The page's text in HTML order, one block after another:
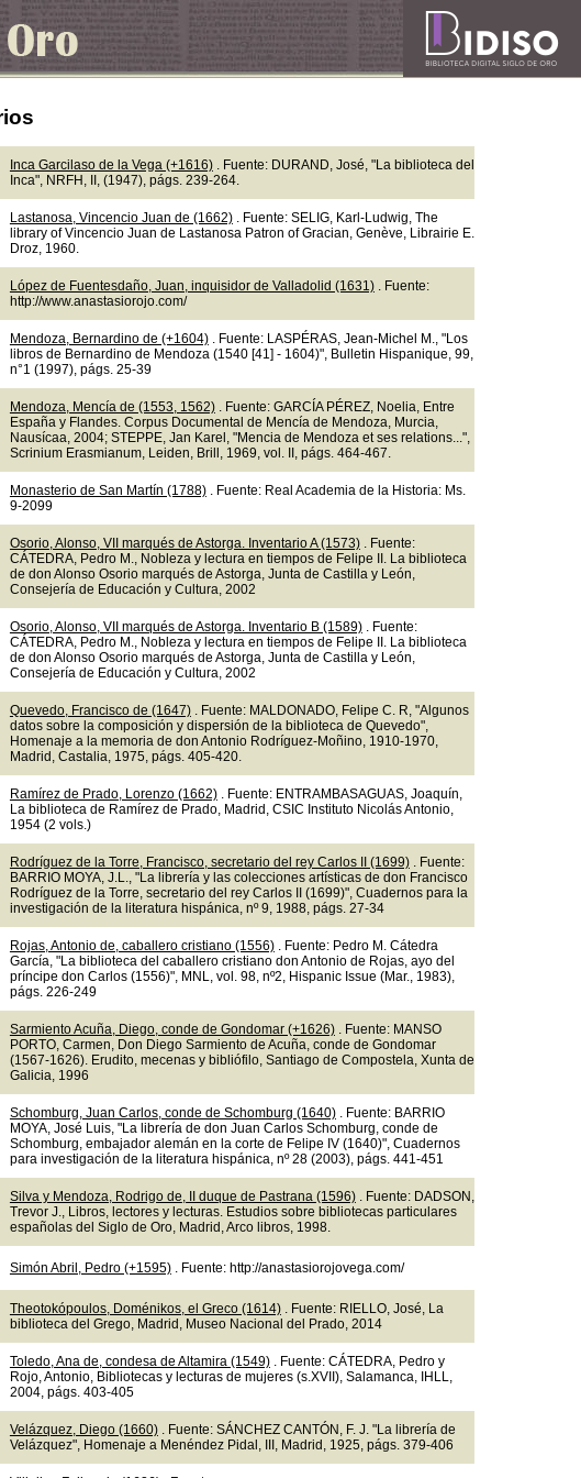
Inca Garcilaso de la Vega (+1616). Fuente: DURAND, José, "La biblioteca del
Inca", NRFH, II, (1947), págs. 239-264.
Lastanosa, Vincencio Juan de (1662). Fuente: SELIG, Karl-Ludwig, The
library of Vincencio Juan de Lastanosa Patron of Gracian, Genève, Librairie E.
Droz, 1960.
López de Fuentesdaño, Juan, inquisidor de Valladolid (1631). Fuente:
http://www.anastasiorojo.com/
Mendoza, Bernardino de (+1604). Fuente: LASPÉRAS, Jean-Michel M., "Los
libros de Bernardino de Mendoza (1540 [41] - 1604)", Bulletin Hispanique, 99,
n°1 (1997), págs. 25-39
Mendoza, Mencía de (1553, 1562). Fuente: GARCÍA PÉREZ, Noelia, Entre
España y Flandes. Corpus Documental de Mencía de Mendoza, Murcia,
Nausícaa, 2004; STEPPE, Jan Karel, "Mencia de Mendoza et ses relations...",
Scrinium Erasmianum, Leiden, Brill, 1969, vol. II, págs. 464-467.
Monasterio de San Martín (1788). Fuente: Real Academia de la Historia: Ms.
9-2099
Osorio, Alonso, VII marqués de Astorga. Inventario A (1573). Fuente:
CÁTEDRA, Pedro M., Nobleza y lectura en tiempos de Felipe II. La biblioteca
de don Alonso Osorio marqués de Astorga, Junta de Castilla y León,
Consejería de Educación y Cultura, 2002
Osorio, Alonso, VII marqués de Astorga. Inventario B (1589). Fuente:
CÁTEDRA, Pedro M., Nobleza y lectura en tiempos de Felipe II. La biblioteca
de don Alonso Osorio marqués de Astorga, Junta de Castilla y León,
Consejería de Educación y Cultura, 2002
Quevedo, Francisco de (1647). Fuente: MALDONADO, Felipe C. R, "Algunos
datos sobre la composición y dispersión de la biblioteca de Quevedo",
Homenaje a la memoria de don Antonio Rodríguez-Moñino, 1910-1970,
Madrid, Castalia, 1975, págs. 405-420.
Ramírez de Prado, Lorenzo (1662). Fuente: ENTRAMBASAGUAS, Joaquín,
La biblioteca de Ramírez de Prado, Madrid, CSIC Instituto Nicolás Antonio,
1954 (2 vols.)
Rodríguez de la Torre, Francisco, secretario del rey Carlos II (1699). Fuente:
BARRIO MOYA, J.L., "La librería y las colecciones artísticas de don Francisco
Rodríguez de la Torre, secretario del rey Carlos II (1699)", Cuadernos para la
investigación de la literatura hispánica, nº 9, 1988, págs. 27-34
Rojas, Antonio de, caballero cristiano (1556). Fuente: Pedro M. Cátedra
García, "La biblioteca del caballero cristiano don Antonio de Rojas, ayo del
príncipe don Carlos (1556)", MNL, vol. 98, nº2, Hispanic Issue (Mar., 1983),
págs. 226-249
Sarmiento Acuña, Diego, conde de Gondomar (+1626). Fuente: MANSO
PORTO, Carmen, Don Diego Sarmiento de Acuña, conde de Gondomar
(1567-1626). Erudito, mecenas y bibliófilo, Santiago de Compostela, Xunta de
Galicia, 1996
Schomburg, Juan Carlos, conde de Schomburg (1640). Fuente: BARRIO
MOYA, José Luis, "La librería de don Juan Carlos Schomburg, conde de
Schomburg, embajador alemán en la corte de Felipe IV (1640)", Cuadernos
para investigación de la literatura hispánica, nº 28 (2003), págs. 441-451
Silva y Mendoza, Rodrigo de, II duque de Pastrana (1596). Fuente: DADSON,
Trevor J., Libros, lectores y lecturas. Estudios sobre bibliotecas particulares
españolas del Siglo de Oro, Madrid, Arco libros, 1998.
Simón Abril, Pedro (+1595). Fuente: http://anastasiorojovega.com/
Theotokópoulos, Doménikos, el Greco (1614). Fuente: RIELLO, José, La
biblioteca del Grego, Madrid, Museo Nacional del Prado, 2014
Toledo, Ana de, condesa de Altamira (1549). Fuente: CÁTEDRA, Pedro y
Rojo, Antonio, Bibliotecas y lecturas de mujeres (s.XVII), Salamanca, IHLL,
2004, págs. 403-405
Velázquez, Diego (1660). Fuente: SÁNCHEZ CANTÓN, F. J. "La librería de
Velázquez", Homenaje a Menéndez Pidal, III, Madrid, 1925, págs. 379-406